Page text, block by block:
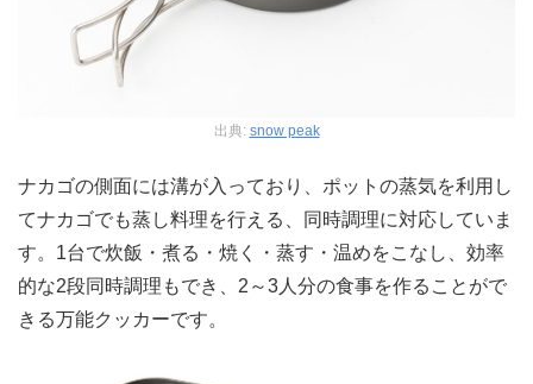
出典: snow peak
ナカゴの側面には溝が入っており、ポットの蒸気を利用し
てナカゴでも蒸し料理を行える、同時調理に対応していま
す。1台で炊飯・煮る・焼く・蒸す・温めをこなし、効率
的な2段同時調理もでき、2～3人分の食事を作ることがで
きる万能クッカーです。